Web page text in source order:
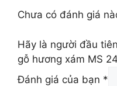
Chưa có đánh giá
Hãy là người đầu
gỗ hương xám MS
Đánh giá của bạn *